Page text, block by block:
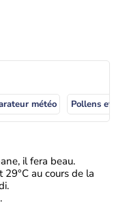
météo Pollens
il fera beau.
au cours de la